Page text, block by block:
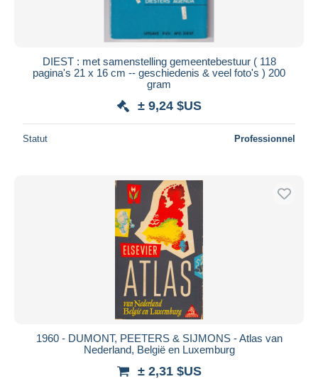
DIEST : met samenstelling gemeentebestuur ( 118
pagina's 21 x 16 cm -- geschiedenis & veel foto's ) 200
gram
± 9,24 $US
Statut Professionnel
1960 - DUMONT, PEETERS & SIJMONS - Atlas van
Nederland, België en Luxemburg
± 2,31 $US